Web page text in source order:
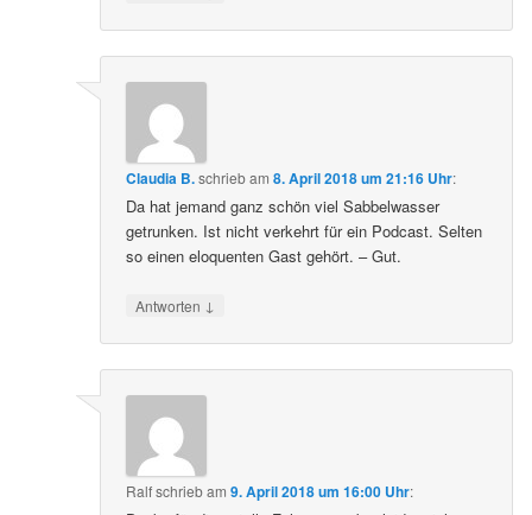
Claudia B.schriebam8. April 2018 um 21:16 Uhr:
Da hat jemand ganz schön viel Sabbelwasser
getrunken. Ist nicht verkehrt für ein Podcast. Selten
so einen eloquenten Gast gehört. – Gut.
Antworten ↓
Ralfschriebam9. April 2018 um 16:00 Uhr: